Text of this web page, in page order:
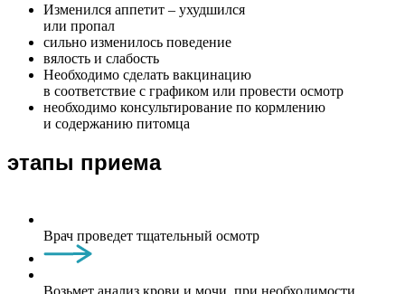
Изменился аппетит – ухудшился
или пропал
сильно изменилось поведение
вялость и слабость
Необходимо сделать вакцинацию
в соответствие с графиком или провести осмотр
необходимо консультирование по кормлению
и содержанию питомца
этапы приема
Врач проведет тщательный осмотр
Возьмет анализ крови и мочи, при необходимости